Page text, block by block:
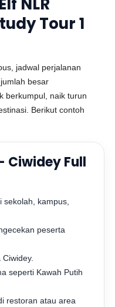
Tour 1
jadwal perjalanan
besar
berkumpul, naik turun
Berikut contoh
Ciwidey Full
sekolah, kampus,
peserta
seperti Kawah Putih
restoran atau area